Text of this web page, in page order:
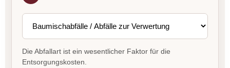
Die Abfallart ist ein wesentlicher Faktor für die
Entsorgungskosten.